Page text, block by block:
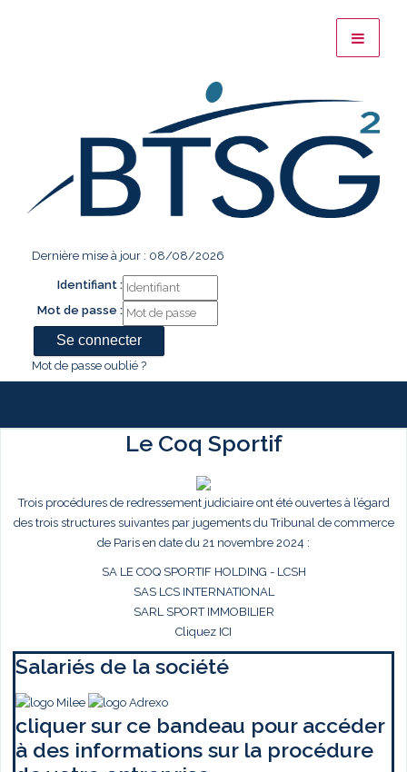
Dernière mise à jour : 08/08/2026
Identifiant :
Mot de passe :
Mot de passe oublié ?
Le Coq Sportif
Trois procédures de redressement judiciaire ont été ouvertes à l’égard
des trois structures suivantes par jugements du Tribunal de commerce
de Paris en date du 21 novembre 2024 :
SA LE COQ SPORTIF HOLDING - LCSH
SAS LCS INTERNATIONAL
SARL SPORT IMMOBILIER
Cliquez ICI
Salariés de la société
cliquer sur ce bandeau pour accéder
à des informations sur la procédure